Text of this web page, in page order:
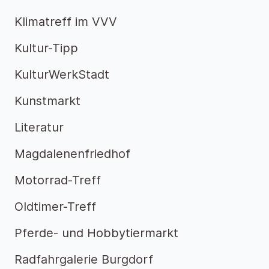
Klimatreff im VVV
Kultur-Tipp
KulturWerkStadt
Kunstmarkt
Literatur
Magdalenenfriedhof
Motorrad-Treff
Oldtimer-Treff
Pferde- und Hobbytiermarkt
Radfahrgalerie Burgdorf